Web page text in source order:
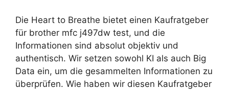
Die Heart to Breathe bietet einen Kaufratgeber
für brother mfc j497dw test, und die
Informationen sind absolut objektiv und
authentisch. Wir setzen sowohl KI als auch Big
Data ein, um die gesammelten Informationen zu
überprüfen. Wie haben wir diesen Kaufratgeber